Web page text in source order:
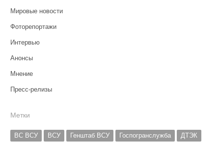
Мировые новости
Фоторепортажи
Интервью
Анонсы
Мнение
Пресс-релизы
Метки
ВС ВСУ ВСУ Генштаб ВСУ Госпогранслужба
ДТЭК